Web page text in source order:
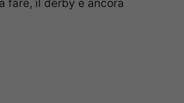
fare, il derby è ancora